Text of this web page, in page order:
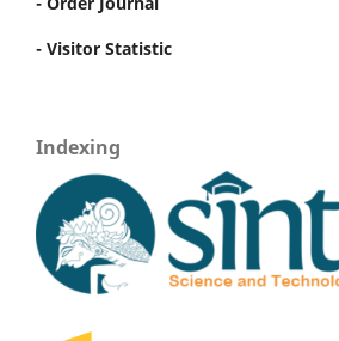
- Visitor Statistic
Indexing